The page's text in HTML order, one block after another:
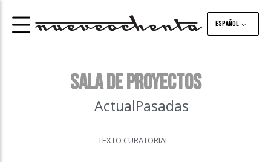
Español
SALA DE PROYECTOS
ActualPasadas
TEXTO CURATORIAL